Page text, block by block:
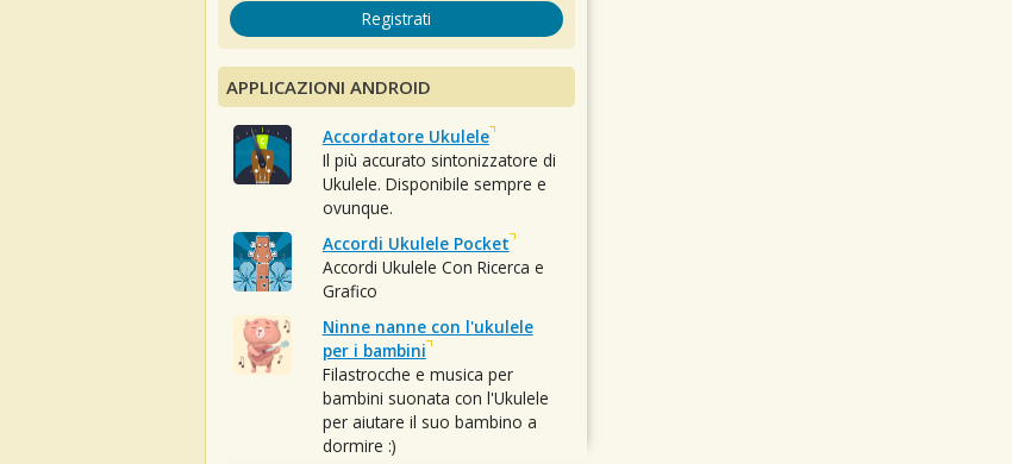
Registrati
APPLICAZIONI ANDROID
Accordatore Ukulele
Il più accurato sintonizzatore di
Ukulele. Disponibile sempre e
ovunque.
Accordi Ukulele Pocket
Accordi Ukulele Con Ricerca e
Grafico
Ninne nanne con l'ukulele
per i bambini
Filastrocche e musica per
bambini suonata con l'Ukulele
per aiutare il suo bambino a
dormire :)